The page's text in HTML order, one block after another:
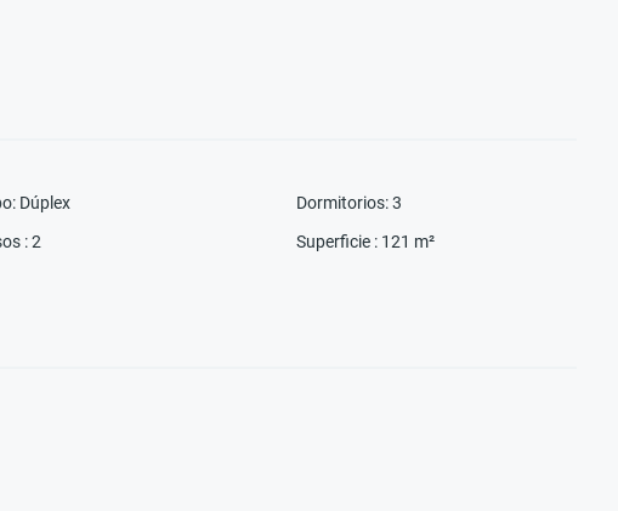
: Dúplex Dormitorios: 3
: 2 Superficie : 121 m²